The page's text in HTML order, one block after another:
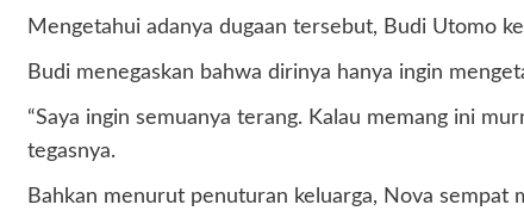
Mengetahui adanya dugaan tersebut, Budi Utomo
Budi menegaskan bahwa dirinya hanya ingin
“Saya ingin semuanya terang. Kalau memang ini
tegasnya.
Bahkan menurut penuturan keluarga, Nova sempat